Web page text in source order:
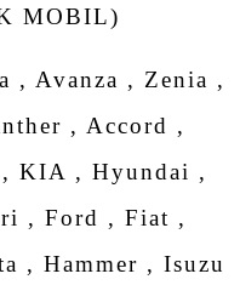
MOBIL)
, Avanza , Zenia ,
, Accord ,
KIA , Hyundai ,
, Ford , Fiat ,
, Hammer , Isuzu